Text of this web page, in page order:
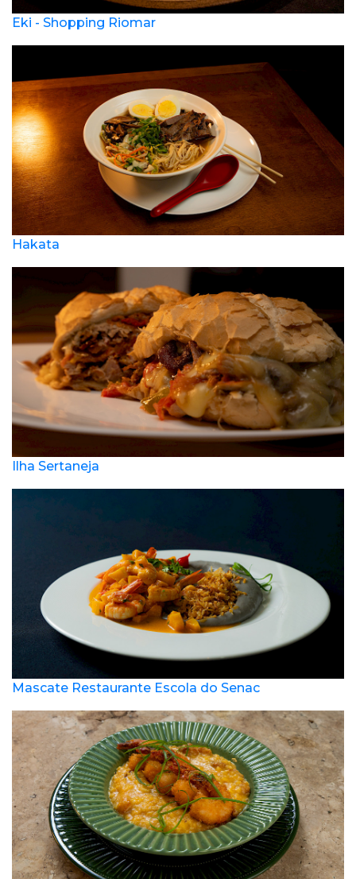
Eki - Shopping Riomar
Hakata
Ilha Sertaneja
Mascate Restaurante Escola do Senac